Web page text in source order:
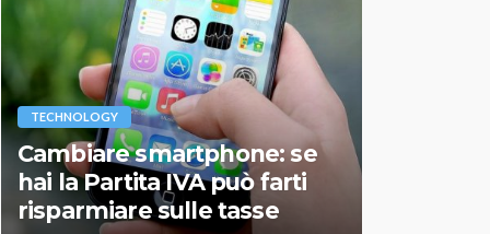
TECHNOLOGY
Cambiare smartphone: se
hai la Partita IVA può farti
risparmiare sulle tasse